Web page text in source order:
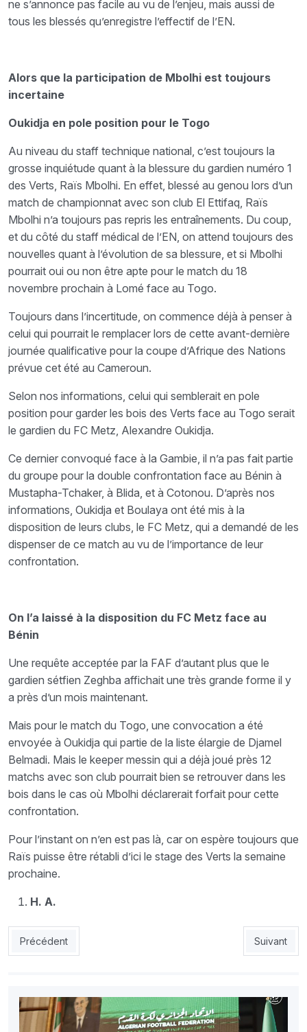
ne s’annonce pas facile au vu de l’enjeu, mais aussi de
tous les blessés qu’enregistre l’effectif de l’EN.
Alors que la participation de Mbolhi est toujours
incertaine
Oukidja en pole position pour le Togo
Au niveau du staff technique national, c’est toujours la
grosse inquiétude quant à la blessure du gardien numéro 1
des Verts, Raïs Mbolhi. En effet, blessé au genou lors d’un
match de championnat avec son club El Ettifaq, Raïs
Mbolhi n’a toujours pas repris les entraînements. Du coup,
et du côté du staff médical de l’EN, on attend toujours des
nouvelles quant à l’évolution de sa blessure, et si Mbolhi
pourrait oui ou non être apte pour le match du 18
novembre prochain à Lomé face au Togo.
Toujours dans l’incertitude, on commence déjà à penser à
celui qui pourrait le remplacer lors de cette avant-dernière
journée qualificative pour la coupe d’Afrique des Nations
prévue cet été au Cameroun.
Selon nos informations, celui qui semblerait en pole
position pour garder les bois des Verts face au Togo serait
le gardien du FC Metz, Alexandre Oukidja.
Ce dernier convoqué face à la Gambie, il n’a pas fait partie
du groupe pour la double confrontation face au Bénin à
Mustapha-Tchaker, à Blida, et à Cotonou. D’après nos
informations, Oukidja et Boulaya ont été mis à la
disposition de leurs clubs, le FC Metz, qui a demandé de les
dispenser de ce match au vu de l’importance de leur
confrontation.
On l’a laissé à la disposition du FC Metz face au
Bénin
Une requête acceptée par la FAF d’autant plus que le
gardien sétfien Zeghba affichait une très grande forme il y
a près d’un mois maintenant.
Mais pour le match du Togo, une convocation a été
envoyée à Oukidja qui partie de la liste élargie de Djamel
Belmadi. Mais le keeper messin qui a déjà joué près 12
matchs avec son club pourrait bien se retrouver dans les
bois dans le cas où Mbolhi déclarerait forfait pour cette
confrontation.
Pour l’instant on n’en est pas là, car on espère toujours que
Raïs puisse être rétabli d’ici le stage des Verts la semaine
prochaine.
H. A.
Article précédent : Zetchi : «Choqué et surpris par cette
Précédent Article
Suivant